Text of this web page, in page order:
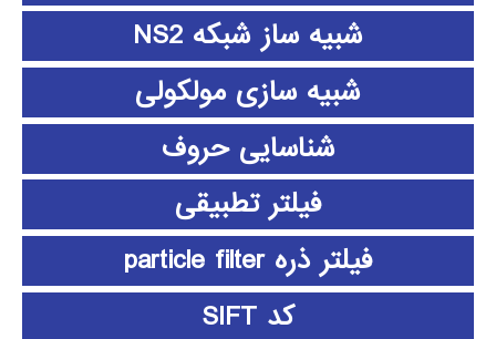
شبیه ساز شبکه NS2
شبیه سازی مولکولی
شناسایی حروف
فیلتر تطبیقی
فیلتر ذره particle filter
کد SIFT